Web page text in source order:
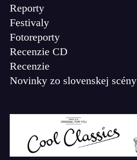
Reporty
Festivaly
Fotoreporty
Recenzie CD
Recenzie
Novinky zo slovenskej scény